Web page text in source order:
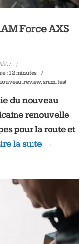
Force AXS
: 12minutes
,review,sram,test
du nouveau
renouvelle
pour la route et
la suite →